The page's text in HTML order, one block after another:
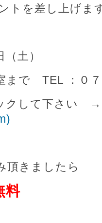
トを差し上げま
土）
で TEL ：０７
ックして下さ
頂きましたら
料